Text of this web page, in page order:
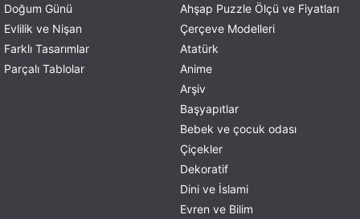
Doğum Günü
Evlilik ve Nişan
Farklı Tasarımlar
Parçalı Tablolar
Ahşap Puzzle Ölçü ve Fiyatları
Çerçeve Modelleri
Atatürk
Anime
Arşiv
Başyapıtlar
Bebek ve çocuk odası
Çiçekler
Dekoratif
Dini ve İslami
Evren ve Bilim